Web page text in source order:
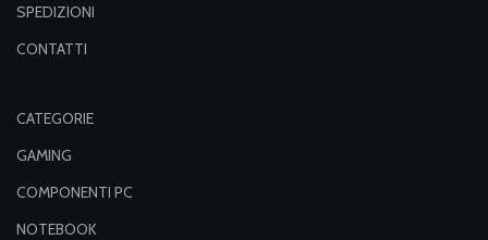
SPEDIZIONI
CONTATTI
CATEGORIE
GAMING
COMPONENTI PC
NOTEBOOK